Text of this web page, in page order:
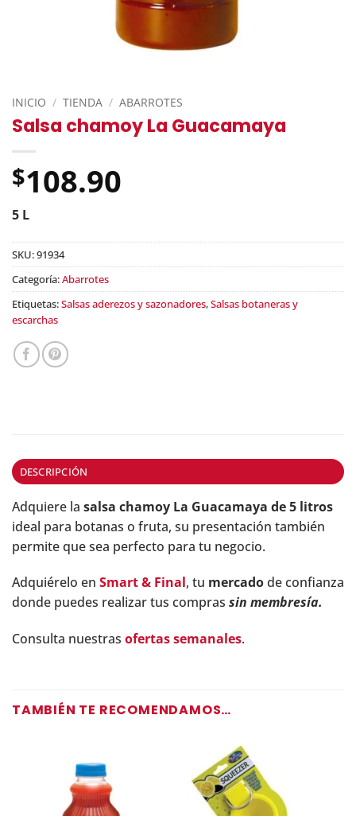
INICIO / TIENDA / ABARROTES
Salsa chamoy La Guacamaya
$108.90
5 L
SKU:91934
Categoría:Abarrotes
Etiquetas:Salsas aderezos y sazonadores,Salsas botaneras y
escarchas
DESCRIPCIÓN
Adquiere la salsa chamoy La Guacamaya de 5 litros
ideal para botanas o fruta, su presentación también
permite que sea perfecto para tu negocio.
Adquiérelo en Smart & Final, tu mercadode confianza
donde puedes realizar tus compras sin membresía.
Consulta nuestras ofertas semanales.
TAMBIÉN TE RECOMENDAMOS…